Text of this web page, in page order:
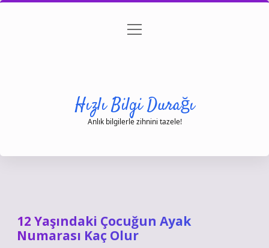
Gizlilik Politikası
menüyü
Hızlı Bilgi Durağı
Anlık bilgilerle zihnini tazele!
12 Yaşındaki Çocuğun Ayak
Numarası Kaç Olur